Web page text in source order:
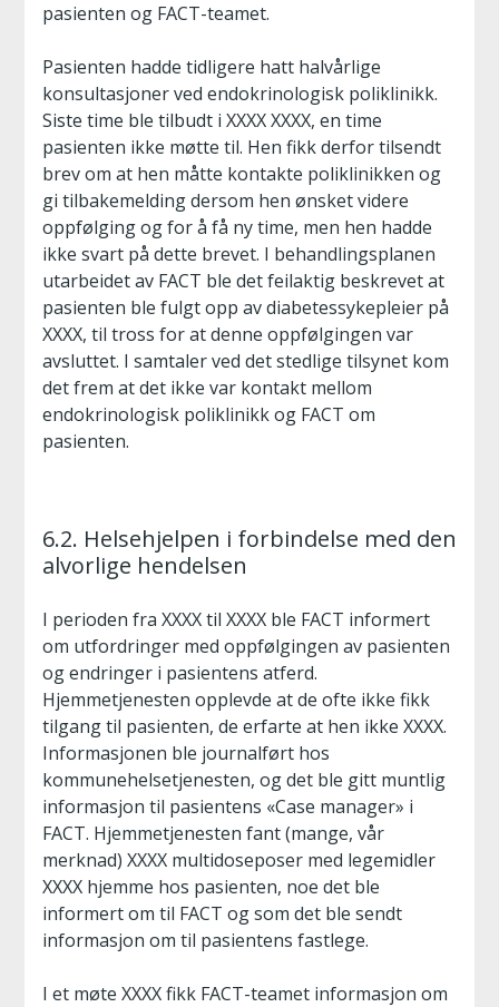
pasienten og FACT-teamet.
Pasienten hadde tidligere hatt halvårlige
konsultasjoner ved endokrinologisk poliklinikk.
Siste time ble tilbudt i XXXX XXXX, en time
pasienten ikke møtte til. Hen fikk derfor tilsendt
brev om at hen måtte kontakte poliklinikken og
gi tilbakemelding dersom hen ønsket videre
oppfølging og for å få ny time, men hen hadde
ikke svart på dette brevet. I behandlingsplanen
utarbeidet av FACT ble det feilaktig beskrevet at
pasienten ble fulgt opp av diabetessykepleier på
XXXX, til tross for at denne oppfølgingen var
avsluttet. I samtaler ved det stedlige tilsynet kom
det frem at det ikke var kontakt mellom
endokrinologisk poliklinikk og FACT om
pasienten.
6.2. Helsehjelpen i forbindelse med den
alvorlige hendelsen
I perioden fra XXXX til XXXX ble FACT informert
om utfordringer med oppfølgingen av pasienten
og endringer i pasientens atferd.
Hjemmetjenesten opplevde at de ofte ikke fikk
tilgang til pasienten, de erfarte at hen ikke XXXX.
Informasjonen ble journalført hos
kommunehelsetjenesten, og det ble gitt muntlig
informasjon til pasientens «Case manager» i
FACT. Hjemmetjenesten fant (mange, vår
merknad) XXXX multidoseposer med legemidler
XXXX hjemme hos pasienten, noe det ble
informert om til FACT og som det ble sendt
informasjon om til pasientens fastlege.
I et møte XXXX fikk FACT-teamet informasjon om